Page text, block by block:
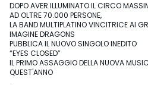
DOPO AVER ILLUMINATO IL CIRCO
AD OLTRE 70.000 PERSONE,
LA BAND MULTIPLATINO VINCITRICE AI
IMAGINE DRAGONS
PUBBLICA IL NUOVO SINGOLO INEDITO
“EYES CLOSED”
IL PRIMO ASSAGGIO DELLA NUOVA
QUEST'ANNO